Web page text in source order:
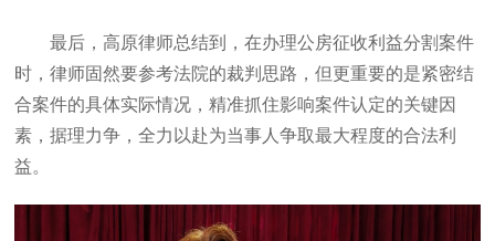
最后，高原律师总结到，在办理公房征收利益分割案件
时，律师固然要参考法院的裁判思路，但更重要的是紧密结
合案件的具体实际情况，精准抓住影响案件认定的关键因
素，据理力争，全力以赴为当事人争取最大程度的合法利
益。